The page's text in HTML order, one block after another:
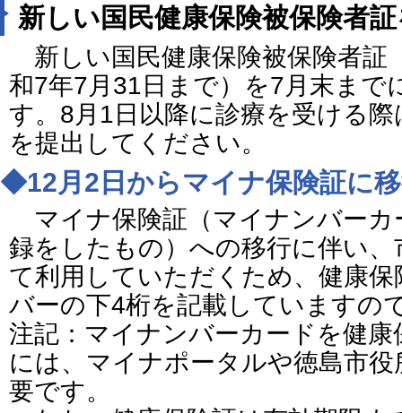
新しい国民健康保険被保険者
新しい国民健康保険被保険者証
和7年7月31日まで）を7月末まで
す。8月1日以降に診療を受ける
を提出してください。
◆12月2日からマイナ保険証に
マイナ保険証（マイナンバーカ
録をしたもの）への移行に伴い
て利用していただくため、健康
バーの下4桁を記載していますの
注記：マイナンバーカードを健
には、マイナポータルや徳島市
要です。